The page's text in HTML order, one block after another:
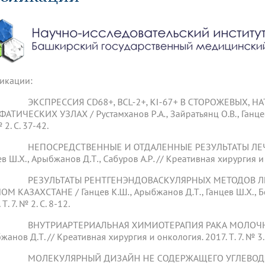
граждан Фотогалерея
аккредитационный
Научно-образовательный
медицинский кластер
«Нижневолжский»
для студентов
здравоохранения
обучение
Инновационные
проекты
исследования и
ЛЭК
Аспирантура
мегагранта
университетов
деятельности
БГМУ
обучающихся БГМУ
выпускников Работа музеев на кафедрах
БГМУ - ВУЗ здорового образа
отделение «Движение
БГМУ
Альманах "Исторический
CD68+, BCL-2+, KI-67+ В СТОРОЖЕВЫХ,
УЗЛАХ / Рустамханов Р.А., Зайратьянц О.В.,
С. 37-42.
И ОТДАЛЕННЫЕ РЕЗУЛЬТАТЫ
Ш.Х., Арыбжанов Д.Т., Сабуров А.Р. // Креативная хирургия
РЕНТГЕНЭНДОВАСКУЛЯРНЫХ МЕТОДОВ
КАЗАХСТАНЕ / Ганцев К.Ш., Арыбжанов Д.Т., Ганцев Ш.Х.,
Т. 7. № 2. С. 8-12.
ХИМИОТЕРАПИЯ РАКА МОЛОЧНОЙ
Д.Т. // Креативная хирургия и онкология. 2017. Т. 7. №
ДИЗАЙН НЕ СОДЕРЖАЩЕГО